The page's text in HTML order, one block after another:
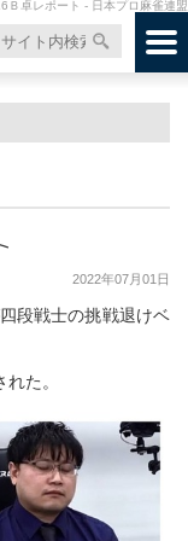
Ｂ卓レポート - 日本プロ麻雀連盟
2022年07月01日
段戦士の挑戦退けベ
た。